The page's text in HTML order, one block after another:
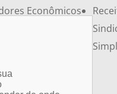
Econômicos